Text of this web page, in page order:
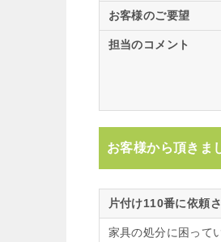
お客様のご要望
担当のコメント
お客様から頂きま
片付け110番に依頼
家具の処分に困って